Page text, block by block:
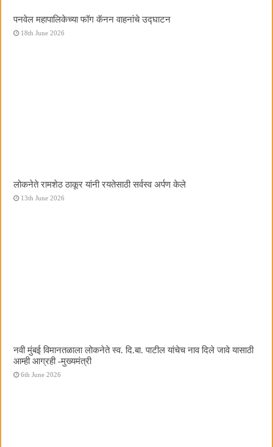
पनवेल महापालिकेच्या फॉग कॅनन वाहनांचे उद्घाटन
18th June 2026
लोकनेते रामशेठ ठाकूर यांनी रयतेसाठी सर्वस्व अर्पण केले
13th June 2026
नवी मुंबई विमानतळाला लोकनेते स्व. दि.बा. पाटील यांचेच नाव दिले जावे यासाठी
आम्ही आग्रही -मुख्यमंत्री
6th June 2026